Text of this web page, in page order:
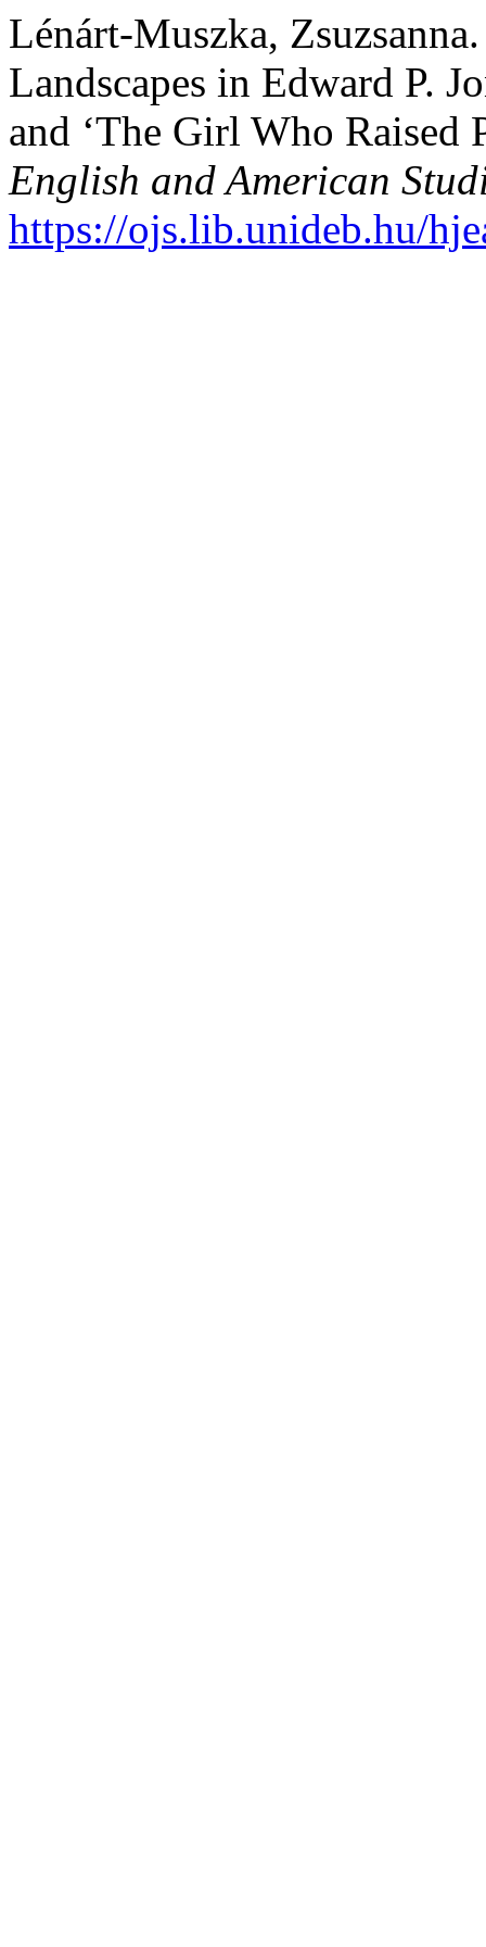
Lénárt-Muszka,
Landscapes in Edward P.
and ‘The Girl Who Raised
English and American
https://ojs.lib.unideb.hu/